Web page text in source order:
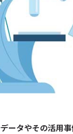
ータやその活用